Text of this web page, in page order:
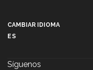
CAMBIAR IDIOMA
ES
Síguenos